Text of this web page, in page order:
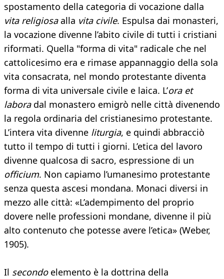
spostamento della categoria di vocazione dalla
vita religiosaalla vita civile. Espulsa dai monasteri,
la vocazione divenne l’abito civile di tutti i cristiani
riformati. Quella "forma di vita" radicale che nel
cattolicesimo era e rimase appannaggio della sola
vita consacrata, nel mondo protestante diventa
forma di vita universale civile e laica. L’ora et
laboradal monastero emigrò nelle città divenendo
la regola ordinaria del cristianesimo protestante.
L’intera vita divenne liturgia, e quindi abbracciò
tutto il tempo di tutti i giorni. L’etica del lavoro
divenne qualcosa di sacro, espressione di un
officium. Non capiamo l’umanesimo protestante
senza questa ascesi mondana. Monaci diversi in
mezzo alle città: «L’adempimento del proprio
dovere nelle professioni mondane, divenne il più
alto contenuto che potesse avere l’etica» (Weber,
1905).
Il secondoelemento è la dottrina della